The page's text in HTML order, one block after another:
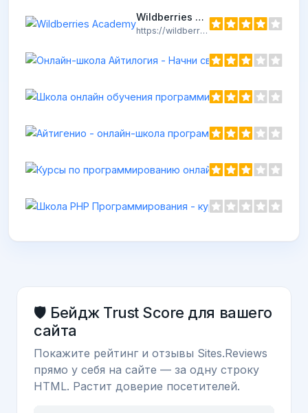
Wildberries Academy
https://wildberries-edu.ru/
🛡️ Бейдж Trust Score для вашего
сайта
Покажите рейтинг и отзывы Sites.Reviews
прямо у себя на сайте — за одну строку
HTML. Растит доверие посетителей.